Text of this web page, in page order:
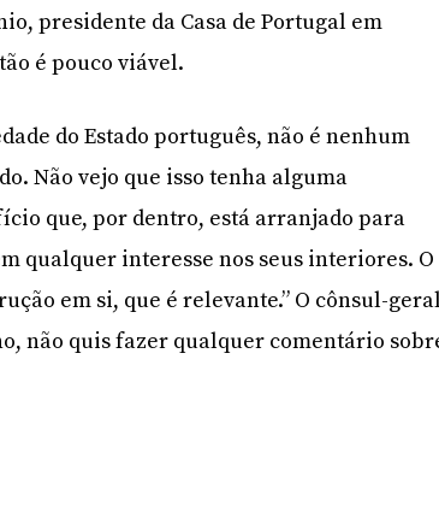
presidente da Casa de Portugal em
é pouco viável.
do Estado português, não é nenhum
Não vejo que isso tenha alguma
que, por dentro, está arranjado para
qualquer interesse nos seus interiores. O
em si, que é relevante.” O cônsul-
não quis fazer qualquer comentário